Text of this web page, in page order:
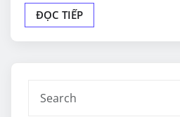
ĐỌC TIẾP